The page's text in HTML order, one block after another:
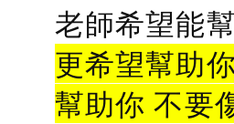
老師希望能
更希望幫助
幫助你 不要